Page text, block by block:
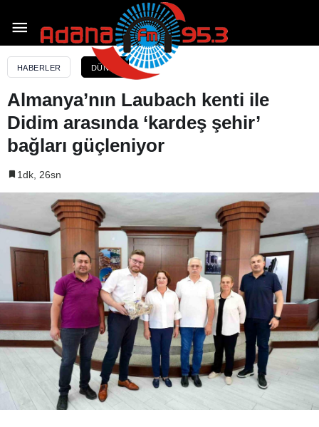
HABERLER DÜNYA
Almanya’nın Laubach kenti ile
Didim arasında ‘kardeş şehir’
bağları güçleniyor
1dk, 26sn
Almanya’nın Laubach kenti ile Didim arasında
‘kardeş şehir’ bağları güçleniyor